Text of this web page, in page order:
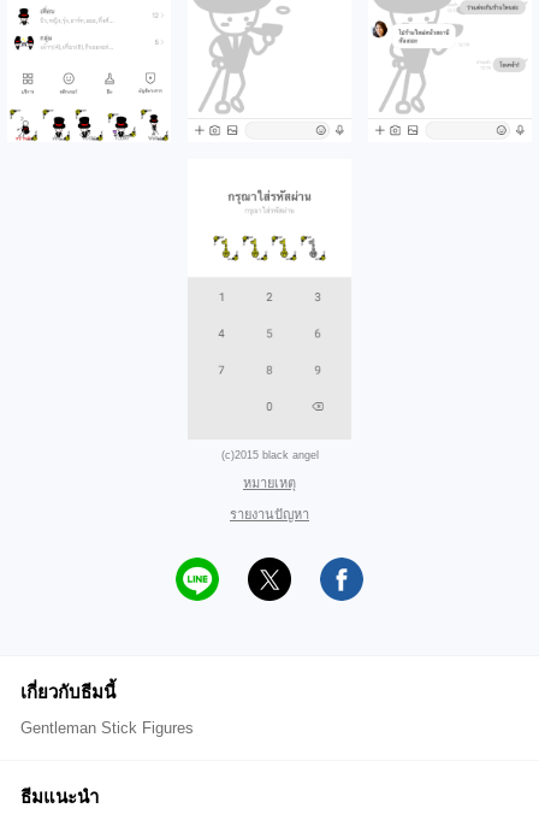
(c)2015 black angel
หมายเหตุ
รายงานปัญหา
เกี่ยวกับธีมนี้
Gentleman Stick Figures
ธีมแนะนำ